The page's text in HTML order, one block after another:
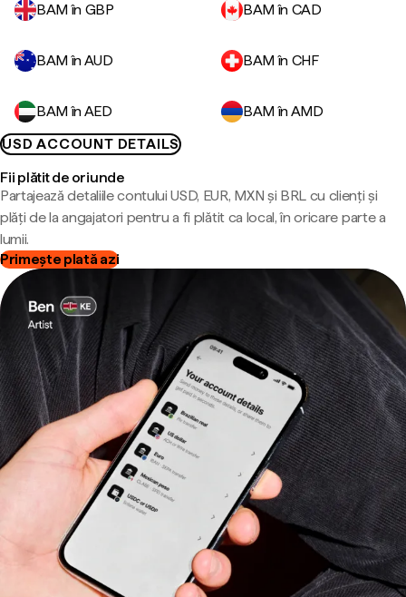
BAM în GBP BAM în CAD
BAM în AUD BAM în CHF
BAM în AED
BAM în AMD
USD ACCOUNT DETAILS
Fii plătit de oriunde
Partajează detaliile contului USD, EUR, MXN și BRL cu clienți și
plăți de la angajatori pentru a fi plătit ca local, în oricare parte a
lumii.
Primește plată azi